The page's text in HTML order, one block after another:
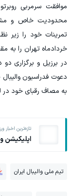
موافقت سرمربی
محدودیت خاص و
تمرینات خود را زیر
خردادماه تهران را
در برزیل و برگزاری
دعوت فدراسیون
به مصاف رقبای خود در لیگ
تازه‌ترین اخبار
اپلیکیشن
تیم ملی والیبال ایران